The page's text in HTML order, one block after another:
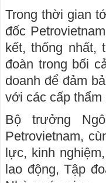
Trong thời gian
đốc
kết, thống nhất,
đoàn trong bối
doanh để đảm
với các cấp
Bộ trưởng
Petrovietnam,
lực, kinh
lao động, Tập